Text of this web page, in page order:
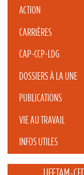
ACTION
CARRIÈRES
CAP-CCP-LDG
DOSSIERS À LA UNE
PUBLICATIONS
VIE AU TRAVAIL
INFOS UTILES